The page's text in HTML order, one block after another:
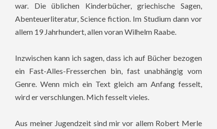
war. Die üblichen Kinderbücher, griechische Sagen,
Abenteuerliteratur, Science fiction. Im Studium dann vor
allem 19 Jahrhundert, allen voran Wilhelm Raabe.
Inzwischen kann ich sagen, dass ich auf Bücher bezogen
ein Fast-Alles-Fresserchen bin, fast unabhängig vom
Genre. Wenn mich ein Text gleich am Anfang fesselt,
wird er verschlungen. Mich fesselt vieles.
Aus meiner Jugendzeit sind mir vor allem Robert Merle